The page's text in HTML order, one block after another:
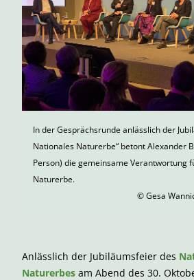
In der Gesprächsrunde anlässlich der
Nationales Naturerbe“ betont Alexander
Person) die gemeinsame Verantwortung
Naturerbe.
© Gesa
Anlässlich der Jubiläumsfeier des
Naturerbes am Abend des 30.